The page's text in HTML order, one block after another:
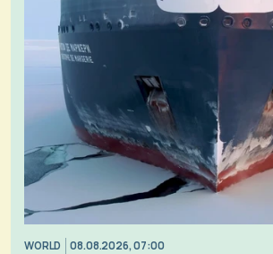
WORLD 08.08.2026, 07:00